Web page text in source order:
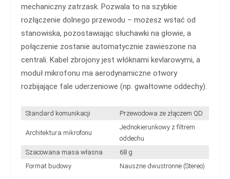
mechaniczny zatrzask. Pozwala to na szybkie
rozłączenie dolnego przewodu – możesz wstać od
stanowiska, pozostawiając słuchawki na głowie, a
połączenie zostanie automatycznie zawieszone na
centrali. Kabel zbrojony jest włóknami kevlarowymi, a
moduł mikrofonu ma aerodynamiczne otwory
rozbijające fale uderzeniowe (np. gwałtowne oddechy).
Standard komunikacji Przewodowa ze złączem QD
Architektura mikrofonu
Jednokierunkowy z filtrem
oddechu
Szacowana masa własna
68 g
Format budowy
Nauszne dwustronne (Stereo)